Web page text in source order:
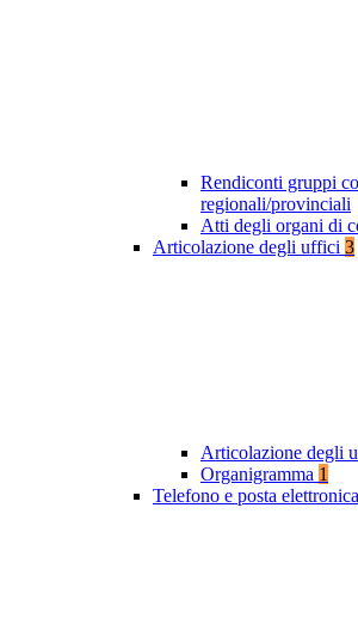
Rendiconti gruppi
regionali/provinciali
Atti degli organi di
Articolazione degli uffici 3
Articolazione degli
Organigramma 1
Telefono e posta elettronica